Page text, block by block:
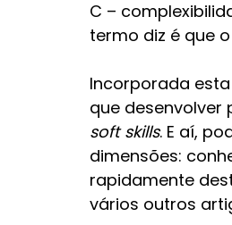
C –
termo diz é que
Incorporada
que desenvolver
soft skills. E aí,
dimensões:
rapidamente
vários outros